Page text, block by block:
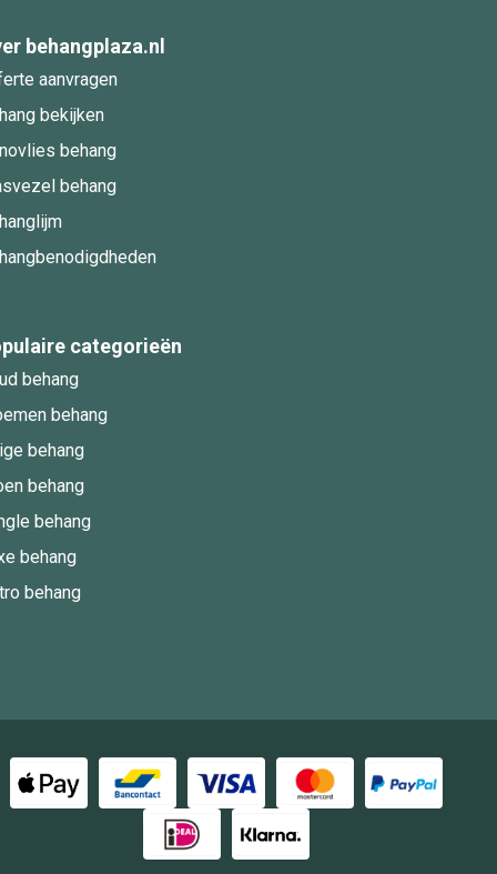
behangplaza.nl
aanvragen
bekijken
behang
behang
categorieën
behang
behang
behang
behang
behang
behang
behang